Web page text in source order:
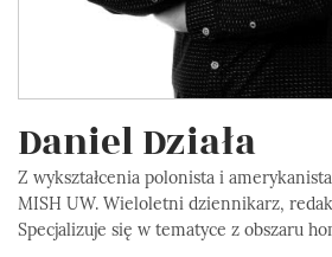
Daniel Działa
Z wykształcenia polonista i
MISH UW. Wieloletni dziennikarz,
Specjalizuje się w tematyce z obszaru